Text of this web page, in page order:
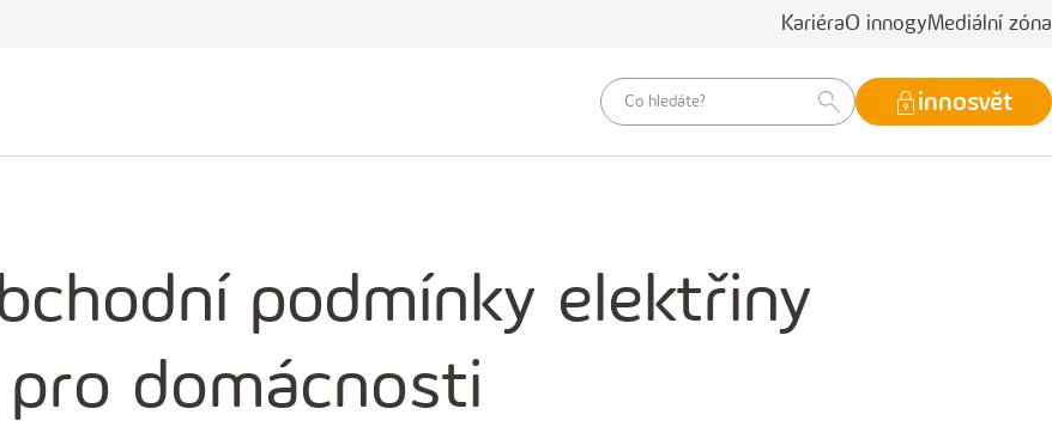
KariéraO innogyMediální zóna
vyhledávací
dotaz
innosvět
podmínky elektřiny
pro domácnosti